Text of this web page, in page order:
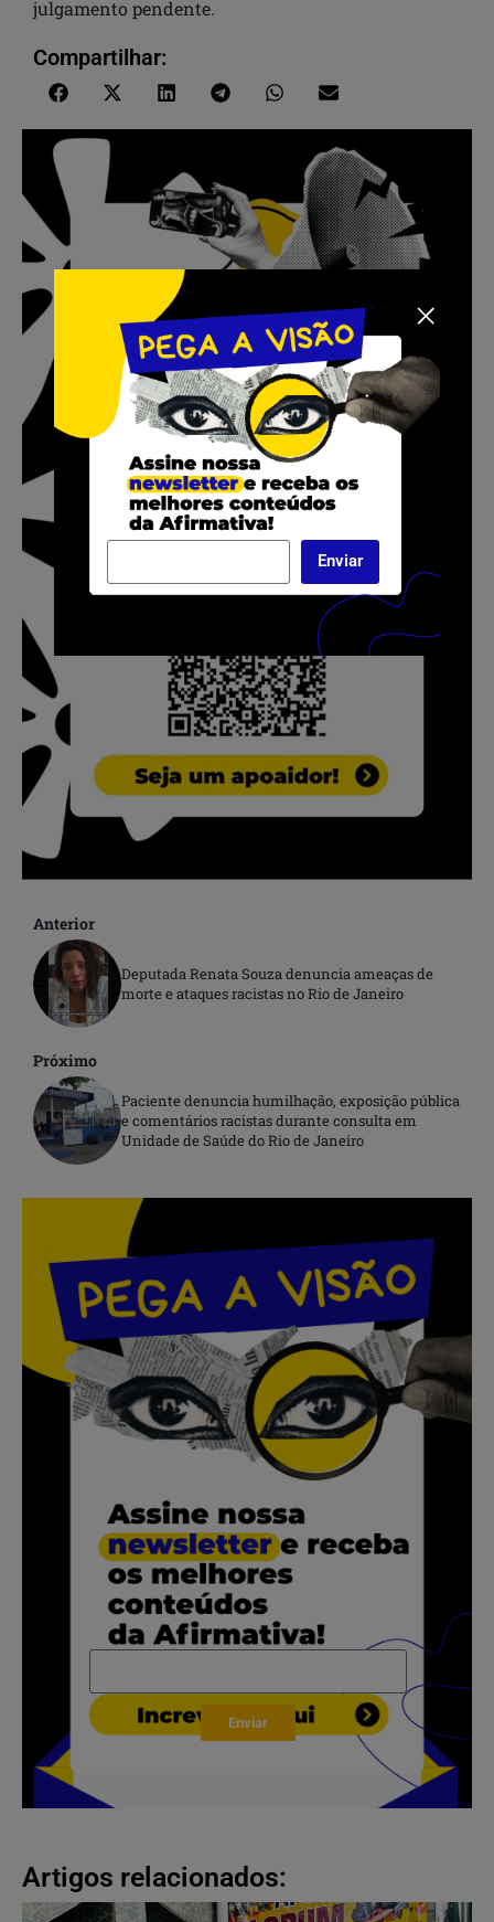
julgamento pendente.
Compartilhar:
Anterior
Deputada Renata Souza denuncia ameaças de
morte e ataques racistas no Rio de Janeiro
Próximo
Paciente denuncia humilhação, exposição pública
e comentários racistas durante consulta em
Unidade de Saúde do Rio de Janeiro
.
.
Enviar
Artigos relacionados:
Enviar